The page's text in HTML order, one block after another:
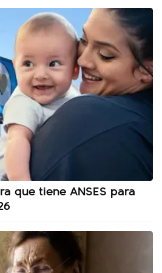
que tiene ANSES para